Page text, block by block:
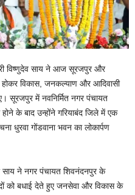
विष्णुदेव साय ने आज सूरजपुर और
होकर विकास, जनकल्याण और आदिवासी
सूरजपुर में नवनिर्मित नगर पंचायत
के बाद उन्होंने गरियाबंद जिले में एक
धुरवा गोंडवाना भवन का लोकार्पण
ने नगर पंचायत शिवनंदनपुर के
को बधाई देते हुए जनसेवा और विकास के